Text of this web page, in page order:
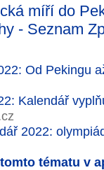
míří do
- Seznam
Od Pekingu
Kalendář
2022:
tématu v